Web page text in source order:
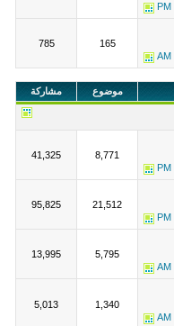
165
785
موضوع مشاركة
8,771
41,325
21,512
95,825
5,795
13,995
1,340
5,013